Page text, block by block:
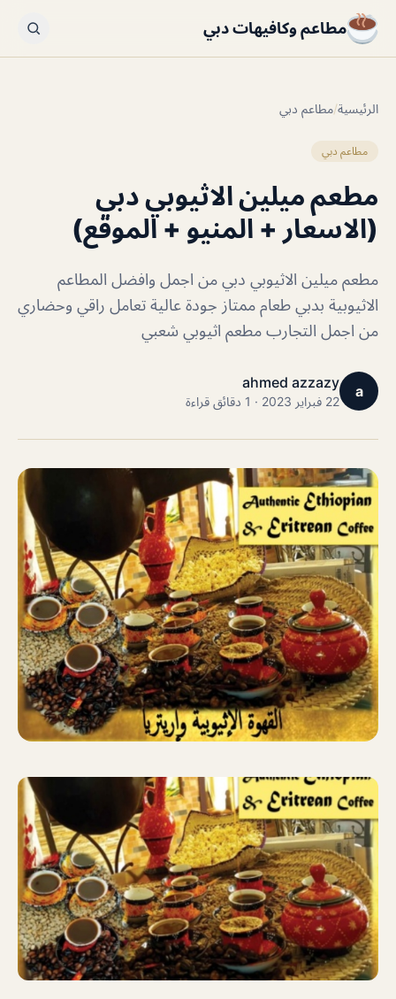
مطاعم وكافيهات دبي
الرئيسية/مطاعم دبي
مطاعم دبي
مطعم ميلين الاثيوبي دبي
(الاسعار + المنيو + الموقع)
مطعم ميلين الاثيوبي دبي من اجمل وافضل المطاعم
الاثيوبية بدبي طعام ممتاز جودة عالية تعامل راقي وحضاري
من اجمل التجارب مطعم اثيوبي شعبي
a
ahmed azzazy
22 فبراير 2023 · 1 دقائق قراءة